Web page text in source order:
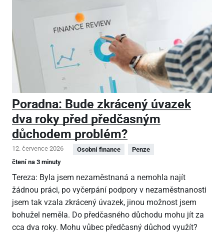
Poradna: Bude zkrácený úvazek
dva roky před předčasným
důchodem problém?
12. července 2026 Osobní finance
Penze
čtení na 3 minuty
Tereza: Byla jsem nezaměstnaná a nemohla najít
žádnou práci, po vyčerpání podpory v nezaměstnanosti
jsem tak vzala zkrácený úvazek, jinou možnost jsem
bohužel neměla. Do předčasného důchodu mohu jít za
cca dva roky. Mohu vůbec předčasný důchod využít?